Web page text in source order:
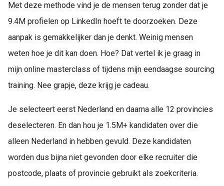
Met deze methode vind je de mensen terug zonder dat je
9.4M profielen op LinkedIn hoeft te doorzoeken. Deze
aanpak is gemakkelijker dan je denkt. Weinig mensen
weten hoe je dit kan doen. Hoe? Dat vertel ik je graag in
mijn online masterclass of tijdens mijn eendaagse sourcing
training. Nee grapje, deze krijg je cadeau.
Je selecteert eerst Nederland en daarna alle 12 provincies
deselecteren. En dan hou je 1.5M+ kandidaten over die
alleen Nederland in hebben gevuld. Deze kandidaten
worden dus bijna niet gevonden door elke recruiter die
postcode, plaats of provincie gebruikt als zoekcriteria.